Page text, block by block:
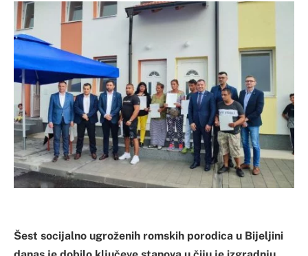
Šest socijalno ugroženih romskih porodica u Bijeljini